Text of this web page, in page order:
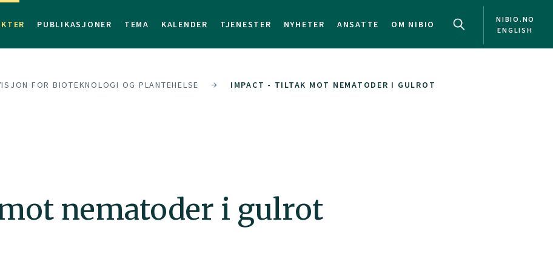
PUBLIKASJONER TEMA KALENDER TJENESTER NYHETER ANSATTE OM NIBIO
NIBIO.NO
ENGLISH
FOR BIOTEKNOLOGI OG PLANTEHELSE IMPACT - TILTAK MOT NEMATODER I GULROT
nematoder i gulrot